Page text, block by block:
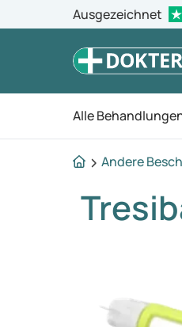
Ausgezeichnet
Alle
Andere